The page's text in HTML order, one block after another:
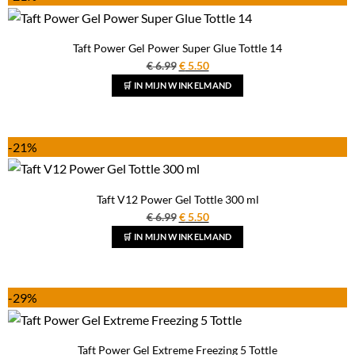
Taft Power Gel Power Super Glue Tottle 14
€6.99 Oorspronkelijke
prijs
was:
€5.50Huidige
prijs
is:
🛒 IN MIJN WINKELMAND
-21%
Taft V12 Power Gel Tottle 300 ml
€6.99 Oorspronkelijke
prijs
was:
€5.50Huidige
prijs
is:
🛒 IN MIJN WINKELMAND
-29%
Taft Power Gel Extreme Freezing 5 Tottle